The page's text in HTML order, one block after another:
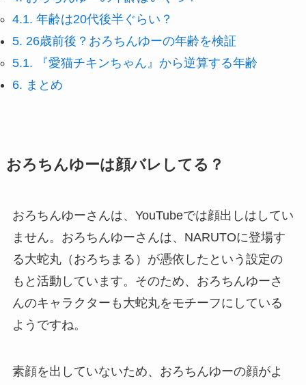
4.1. 年齢は20代後半ぐらい？
5. 26歳前後？おろちんゆーの年齢を検証
5.1. 『愛猫チキンちゃん』から逆算する年齢
6. まとめ
おろちんゆーは顔バレしてる？
おろちんゆーさんは、YouTubeでは顔出しはしてい
ません。おろちんゆーさんは、NARUTOに登場す
る大蛇丸（おろちまる）が憑依したという設定の
もと活動しています。そのため、おろちんゆーさ
んのキャラクターも大蛇丸をモチーフにしている
ようですね。
素顔を出していないため、おろちんゆーの顔がよ